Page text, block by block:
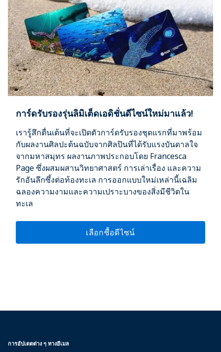
การ์ดรับรองรุ่นลิมิเต็ดเอดิชั่นดีไซน์ใหม่มาแล้ว!
เรารู้สึกตื่นเต้นที่จะเปิดตัวการ์ดรับรองชุดแรกที่มาพร้อม
กับผลงานศิลปะต้นฉบับจากศิลปินที่ได้รับแรงบันดาลใจ
จากมหาสมุทร ผลงานภาพประกอบโดย Francesca
Page ซึ่งผสมผสานวิทยาศาสตร์ การเล่าเรื่อง และความ
รักอันลึกซึ้งต่อท้องทะเล การออกแบบใหม่เหล่านี้เฉลิม
ฉลองความงามและความเปราะบางของสิ่งมีชีวิตใน
ทะเล
เลือกซื้อดีไซน์
การอัปเดตต่าง ๆ ทางอีเมล